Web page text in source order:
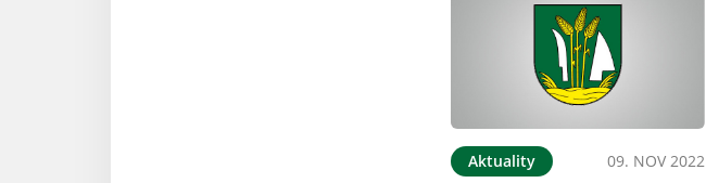
Aktuality 09. NOV 2022